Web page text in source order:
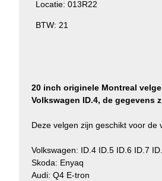
Locatie: 013R22
BTW: 21
20 inch originele Montreal
Volkswagen ID.4, de gegevens
Deze velgen zijn geschikt voor de
Volkswagen: ID.4 ID.5 ID.6 ID.7
Skoda: Enyaq
Audi: Q4 E-tron